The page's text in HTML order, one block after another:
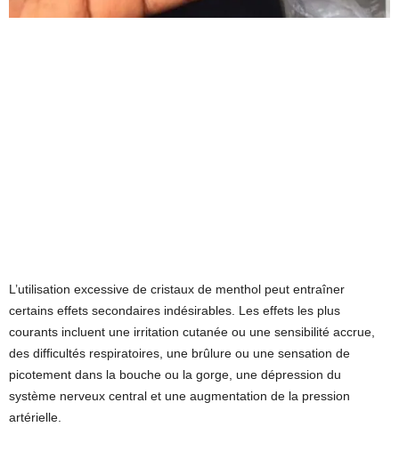
L’utilisation excessive de cristaux de menthol peut entraîner
certains effets secondaires indésirables. Les effets les plus
courants incluent une irritation cutanée ou une sensibilité accrue,
des difficultés respiratoires, une brûlure ou une sensation de
picotement dans la bouche ou la gorge, une dépression du
système nerveux central et une augmentation de la pression
artérielle.